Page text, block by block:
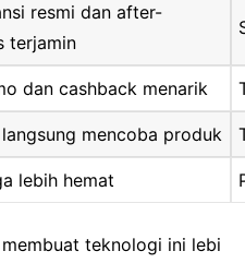
resmi dan after-
terjamin
dan cashback menarik
langsung mencoba produk
lebih hemat
teknologi ini lebi